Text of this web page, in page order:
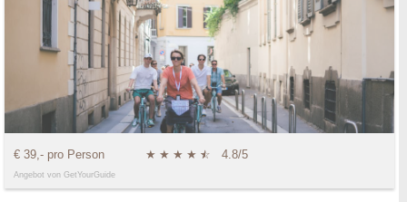
€ 39,- pro Person ★ ★ ★ ★ ★
☆ 4.8/5
Angebot von GetYourGuide